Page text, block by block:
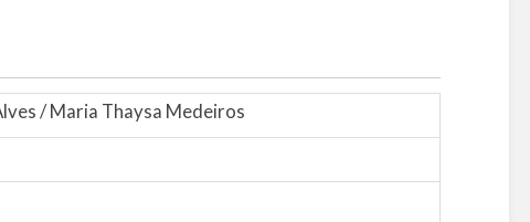
/ Maria Thaysa Medeiros